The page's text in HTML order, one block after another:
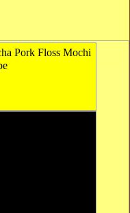
Pork Floss Mochi